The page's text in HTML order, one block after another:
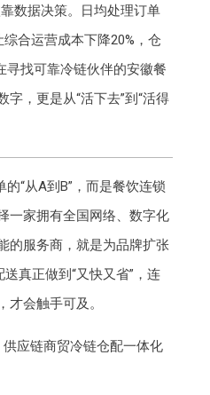
数据决策。日均处理订单
合运营成本下降20%，仓
寻找可靠冷链伙伴的安徽餐
，更是从“活下去”到“活得
“从A到B”，而是餐饮连锁
一家拥有全国网络、数字化
的服务商，就是为品牌扩张
真正做到“又快又省”，连
才会触手可及。
供应链商贸冷链仓配一体化